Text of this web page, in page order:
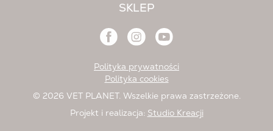
SKLEP
© 2026 VET PLANET. Wszelkie prawa zastrzeżone.
Polityka prywatności
Polityka cookies
Projekt i realizacja: Studio Kreacji